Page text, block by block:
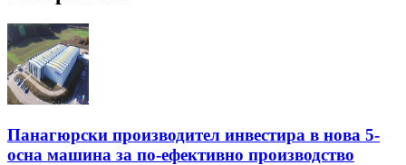
Панагюрски производител инвестира в нова 5-
осна машина за по-ефективно производство